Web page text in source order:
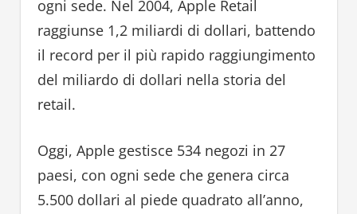
ogni sede. Nel 2004, Apple Retail
raggiunse 1,2 miliardi di dollari, battendo
il record per il più rapido raggiungimento
del miliardo di dollari nella storia del
retail.
Oggi, Apple gestisce 534 negozi in 27
paesi, con ogni sede che genera circa
5.500 dollari al piede quadrato all’anno,